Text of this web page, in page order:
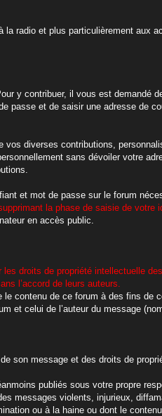
radio et plus particulièrement aux
y contribuer, il vous est
passe et de saisir une adresse de
vos diverses contributions,
sans dévoiler votre
et mot de passe sur le forum
la phase de saisie de votre
en accès public.
droits de propriété intellectuelle
l’accord de leurs auteurs.
le contenu de ce forum à des fins de
et celui de l’auteur du message
son message et des droits de
publiés sous votre propre
messages violents, injurieux,
ou à la haine ou dont le